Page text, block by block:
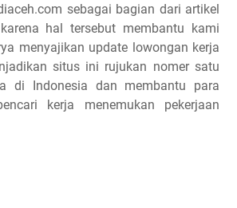
sebagai bagian dari artikel
hal tersebut membantu kami
menyajikan update lowongan kerja
situs ini rujukan nomer satu
di Indonesia dan membantu para
kerja menemukan pekerjaan